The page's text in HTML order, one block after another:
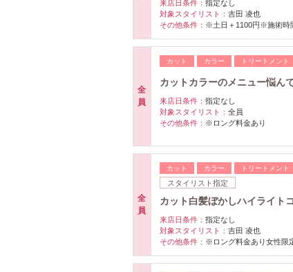
来店日条件： 指定なし
対象スタイリスト： 吉田 凌也
その他条件： ※土日＋1100円※施術時
全
員
カット カラー トリートメント
カットカラーのメニュー悩ん
来店日条件： 指定なし
対象スタイリスト： 全員
その他条件： ※ロング料金あり
全
員
カット カラー トリートメント
スタイリスト指定
カット白髪ぼかしハイライト
来店日条件： 指定なし
対象スタイリスト： 吉田 凌也
その他条件： ※ロング料金あり女性限